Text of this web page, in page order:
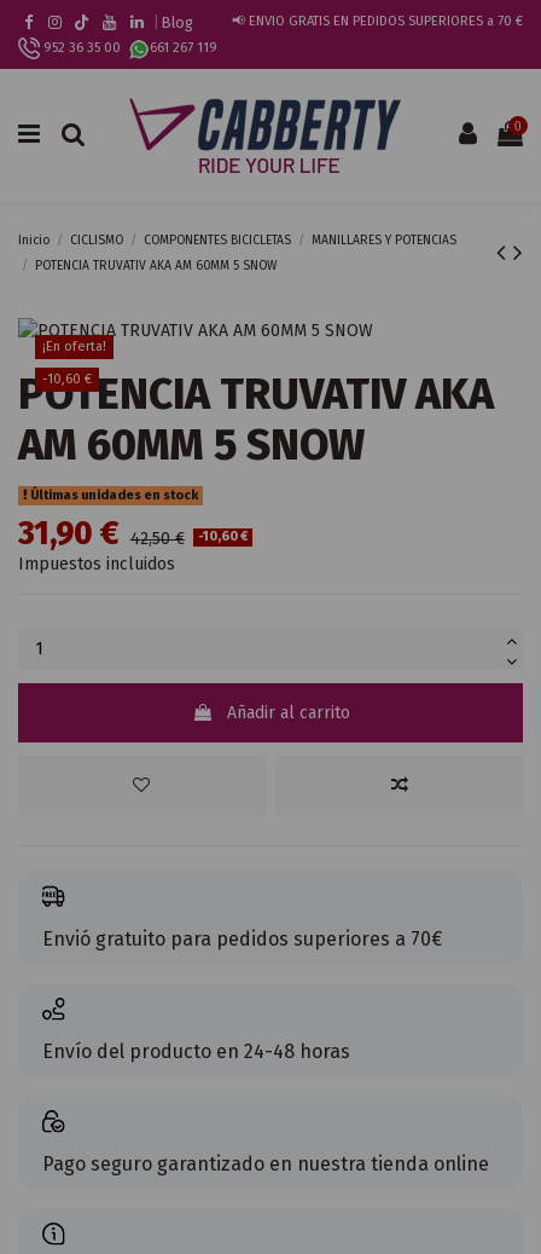
Blog
📢 ENVIO GRATIS EN PEDIDOS SUPERIORES a 70 €
952 36 35 00
661 267 119
0
Inicio CICLISMO COMPONENTES BICICLETAS
MANILLARES Y POTENCIAS
POTENCIA TRUVATIV AKA AM 60MM 5 SNOW
¡En oferta!
-10,60 €
POTENCIA TRUVATIV AKA
AM 60MM 5 SNOW
Últimas unidades en stock
31,90 € 42,50 € -10,60 €
Impuestos incluidos
Añadir al carrito
Envió gratuito para pedidos superiores a 70€
Envío del producto en 24-48 horas
Pago seguro garantizado en nuestra tienda online